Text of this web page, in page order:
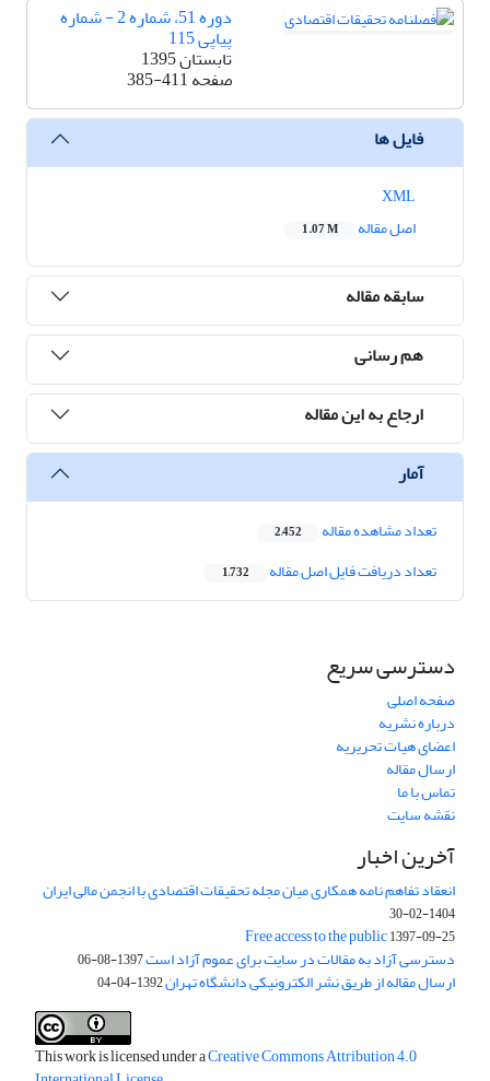
دوره 51، شماره 2 - شماره
پیاپی 115
تابستان 1395
صفحه385-411
فایل ها
اصل مقاله
1.07 M
سابقه مقاله
هم رسانی
ارجاع به این مقاله
آمار
تعداد مشاهده مقاله 2,452
تعداد دریافت فایل اصل مقاله 1,732
دسترسی سریع
صفحه اصلی
درباره نشریه
اعضای هیات تحریریه
ارسال مقاله
تماس با ما
نقشه سایت
آخرین اخبار
انعقاد تفاهم نامه همکاری میان مجله تحقیقات اقتصادی با انجمن مالی ایران
1404-02-30
Free access to the public1397-09-25
دسترسی آزاد به مقالات در سایت برای عموم آزاد است1397-08-06
ارسال مقاله از طریق نشر الکترونیکی دانشگاه تهران1392-04-04
This work is licensed under aCreative Commons Attribution 4.0